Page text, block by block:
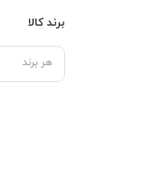
برند کالا
هر برند